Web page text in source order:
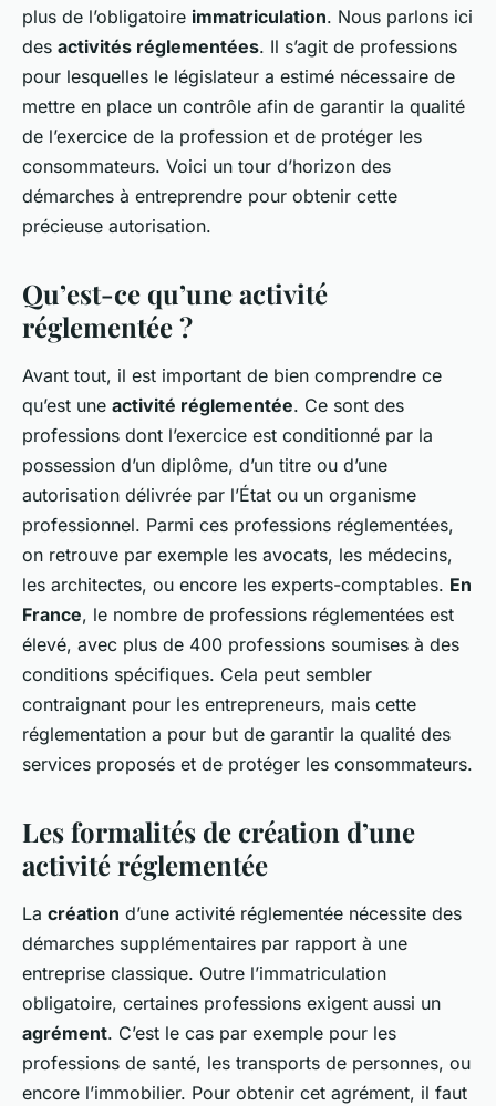
plus de l’obligatoire immatriculation. Nous parlons ici
des activités réglementées. Il s’agit de professions
pour lesquelles le législateur a estimé nécessaire de
mettre en place un contrôle afin de garantir la qualité
de l’exercice de la profession et de protéger les
consommateurs. Voici un tour d’horizon des
démarches à entreprendre pour obtenir cette
précieuse autorisation.
Qu’est-ce qu’une activité
réglementée ?
Avant tout, il est important de bien comprendre ce
qu’est une activité réglementée. Ce sont des
professions dont l’exercice est conditionné par la
possession d’un diplôme, d’un titre ou d’une
autorisation délivrée par l’État ou un organisme
professionnel. Parmi ces professions réglementées,
on retrouve par exemple les avocats, les médecins,
les architectes, ou encore les experts-comptables. En
France, le nombre de professions réglementées est
élevé, avec plus de 400 professions soumises à des
conditions spécifiques. Cela peut sembler
contraignant pour les entrepreneurs, mais cette
réglementation a pour but de garantir la qualité des
services proposés et de protéger les consommateurs.
Les formalités de création d’une
activité réglementée
La création d’une activité réglementée nécessite des
démarches supplémentaires par rapport à une
entreprise classique. Outre l’immatriculation
obligatoire, certaines professions exigent aussi un
agrément. C’est le cas par exemple pour les
professions de santé, les transports de personnes, ou
encore l’immobilier. Pour obtenir cet agrément, il faut